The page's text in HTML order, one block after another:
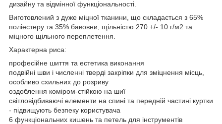
дизайну та відмінної функціональності.
Виготовлений з дуже міцної тканини, що складається з 65%
поліестеру та 35% бавовни, щільністю 270 +/- 10 г/м2 та
міцного щільного переплетення.
Характерна риса:
професійне шиття та естетика виконання
подвійні шви і численні тверді закріпки для зміцнення місць,
особливо схильних до розриву
оздоблення коміром-стійкою на шиї
світловідбиваючі елементи на спині та передній частині куртки
- підвищують безпеку користувача
6 функціональних кишень та петель для інструментів